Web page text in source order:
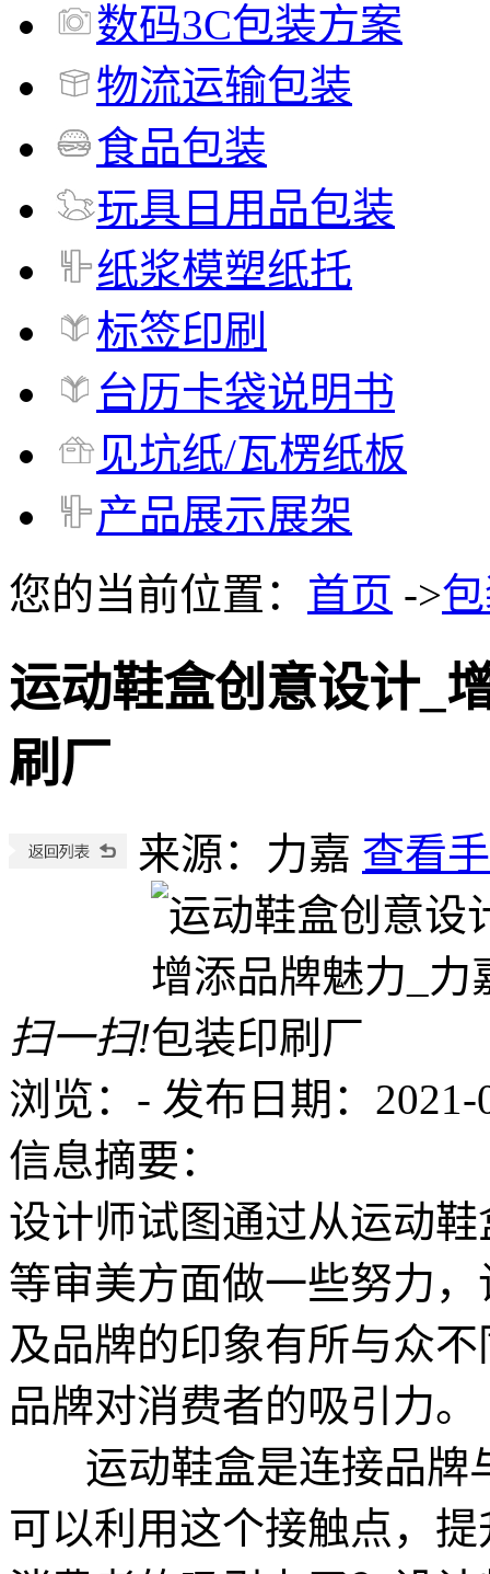
数码3C包装方案
物流运输包装
食品包装
玩具日用品包装
纸浆模塑纸托
标签印刷
台历卡袋说明书
见坑纸/瓦楞纸板
产品展示展架
您的当前位置： 首页 ->
运动鞋盒创意设计_
刷厂
来源：力嘉 查看
扫一扫!
浏览： - 发布日期：2021-
信息摘要：
设计师试图通过从运动
等审美方面做一些努力
及品牌的印象有所与众
品牌对消费者的吸引力。
运动鞋盒是连接品牌
可以利用这个接触点，